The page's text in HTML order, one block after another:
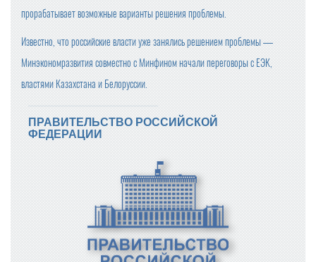
прорабатывает возможные варианты решения проблемы.
Известно, что российские власти уже занялись решением проблемы —
Минэкономразвития совместно с Минфином начали переговоры с ЕЭК,
властями Казахстана и Белоруссии.
ПРАВИТЕЛЬСТВО РОССИЙСКОЙ
ФЕДЕРАЦИИ